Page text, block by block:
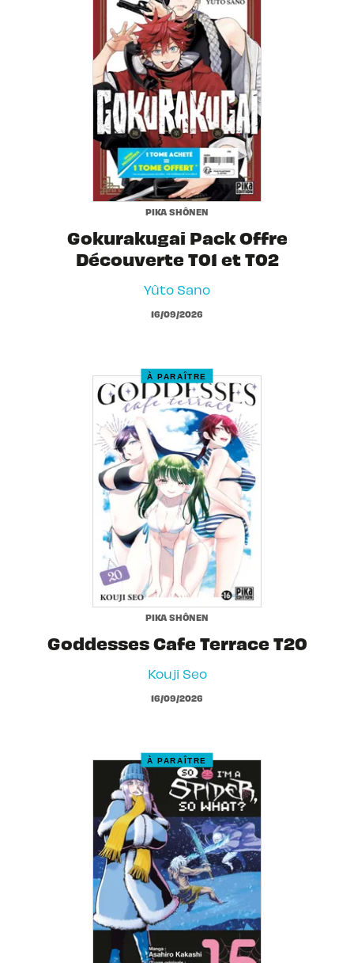
PIKA SHÔNEN
Gokurakugai Pack Offre
Découverte T01 et T02
Yûto Sano
16/09/2026
À PARAÎTRE
PIKA SHÔNEN
Goddesses Cafe Terrace T20
Kouji Seo
16/09/2026
À PARAÎTRE